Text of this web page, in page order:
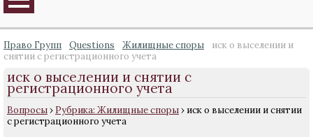
Право Групп Questions Жилищные споры
иск о выселении и
снятии с регистрационного учета
иск о выселении и снятии с
регистрационного учета
Вопросы› Рубрика: Жилищные споры› иск о выселении и снятии
с регистрационного учета